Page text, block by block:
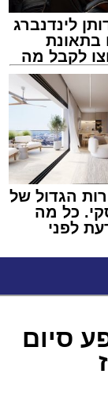
לינדנברג
בתאונת
לקבל מה
הגדול של
כל מה
לפני
סיום